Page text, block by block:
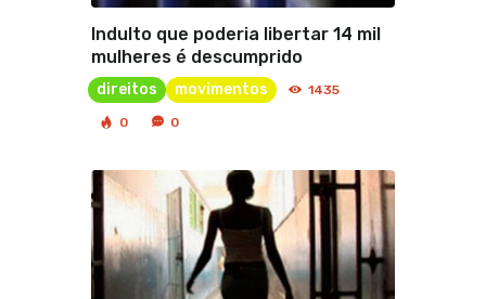
Indulto que poderia libertar 14 mil
mulheres é descumprido
direitos movimentos 1435
0 0